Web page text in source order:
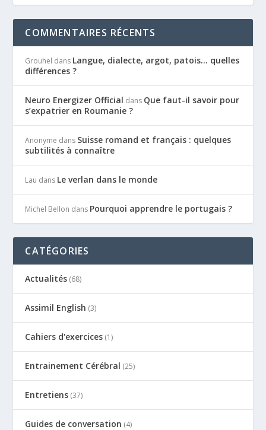
COMMENTAIRES RÉCENTS
Grouhel dans Langue, dialecte, argot, patois… quelles
différences ?
Neuro Energizer Official dans Que faut-il savoir pour
s’expatrier en Roumanie ?
Anonyme dans Suisse romand et français : quelques
subtilités à connaître
Lau dans Le verlan dans le monde
Michel Bellon dans Pourquoi apprendre le portugais ?
CATÉGORIES
Actualités (68)
Assimil English (3)
Cahiers d'exercices (1)
Entrainement Cérébral (25)
Entretiens (37)
Guides de conversation (4)